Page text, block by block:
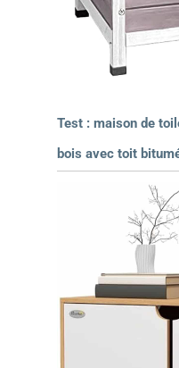
Test : maison de
bois avec toit